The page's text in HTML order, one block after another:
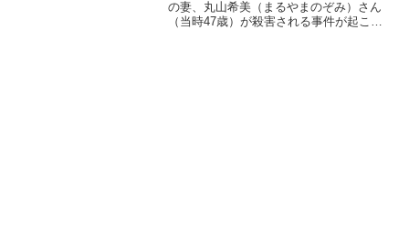
の妻、丸山希美（まるやまのぞみ）さん
（当時47歳）が殺害される事件が起こり